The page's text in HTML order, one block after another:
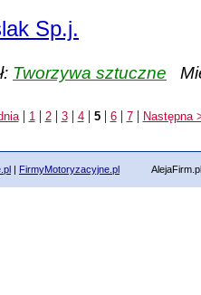
Sp.j.
Tworzywa sztuczne
| 1 | 2| 3| 4| 5| 6| 7| Następna
| FirmyMotoryzacyjne.pl AlejaFirm.pl